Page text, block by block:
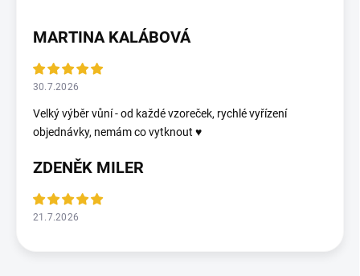
MARTINA KALÁBOVÁ
30.7.2026
Velký výběr vůní - od každé vzoreček, rychlé vyřízení
objednávky, nemám co vytknout ♥️
ZDENĚK MILER
21.7.2026